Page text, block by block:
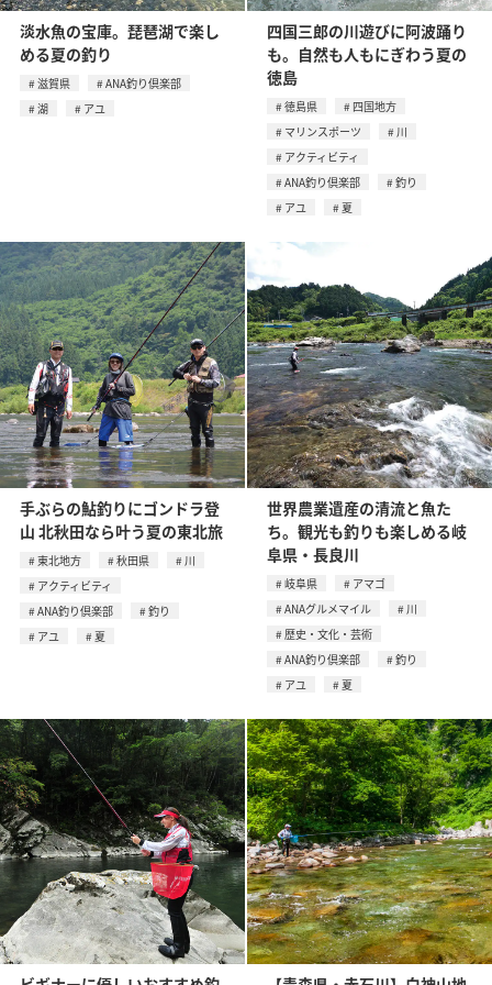
淡水魚の宝庫。琵琶湖で楽し
める夏の釣り
滋賀県
ANA釣り倶楽部
湖
アユ
四国三郎の川遊びに阿波踊り
も。自然も人もにぎわう夏の
徳島
徳島県
四国地方
マリンスポーツ
川
アクティビティ
ANA釣り倶楽部
釣り
アユ
夏
手ぶらの鮎釣りにゴンドラ登
山 北秋田なら叶う夏の東北旅
東北地方 秋田県
川
アクティビティ
ANA釣り倶楽部
釣り
アユ
夏
世界農業遺産の清流と魚た
ち。観光も釣りも楽しめる岐
阜県・長良川
岐阜県
アマゴ
ANAグルメマイル
川
歴史・文化・芸術
ANA釣り倶楽部
釣り
アユ
夏